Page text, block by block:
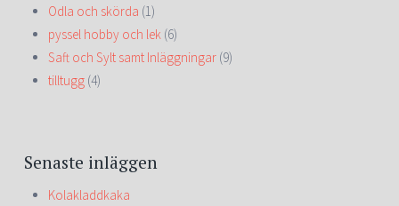
Odla och skörda (1)
pyssel hobby och lek (6)
Saft och Sylt samt Inläggningar (9)
tilltugg (4)
Senaste inläggen
Kolakladdkaka